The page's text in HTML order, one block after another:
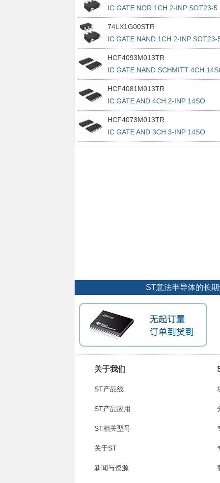
IC GATE NOR 1CH 2-INP SOT23-5
74LX1G00STR
IC GATE NAND 1CH 2-INP SOT23-
HCF4093M013TR
IC GATE NAND SCHMITT 4CH
HCF4081M013TR
IC GATE AND 4CH 2-INP 14SO
HCF4073M013TR
IC GATE AND 3CH 3-INP 14SO
ST意法半导体的长
关于我们
ST产品线
ST产品应用
ST相关型号
关于ST
新闻与资源